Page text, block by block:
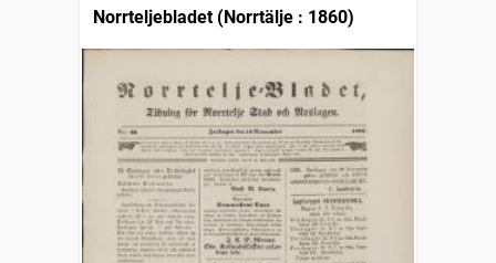
Norrteljebladet (Norrtälje : 1860)